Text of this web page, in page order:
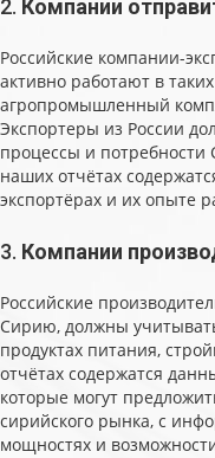
2. Компании
Российские компании-
активно работают в
агропромышленный
Экспортеры из России
процессы и потребности
наших отчётах
экспортёрах и их опыте
3. Компании
Российские
Сирию, должны
продуктах питания,
отчётах содержатся
которые могут
сирийского рынка, с
мощностях и